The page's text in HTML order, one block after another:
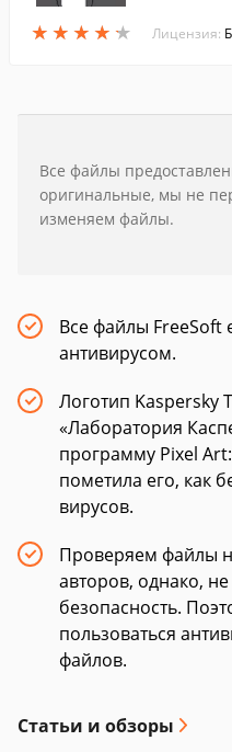
★ ★ ★ ★ ★
★ ★ ★ ★ ★ Лицензия:
Все файлы
оригинальные, мы не
изменяем файлы.
Все файлы FreeSoft
антивирусом.
Логотип Kaspersky
«Лаборатория
программу Pixel
пометила его, как
вирусов.
Проверяем файлы
авторов, однако,
безопасность.
пользоваться
файлов.
Статьи и обзоры